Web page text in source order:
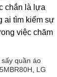
chắn là lựa
ai tìm kiếm sự
việc chăm
quần áo
, LG